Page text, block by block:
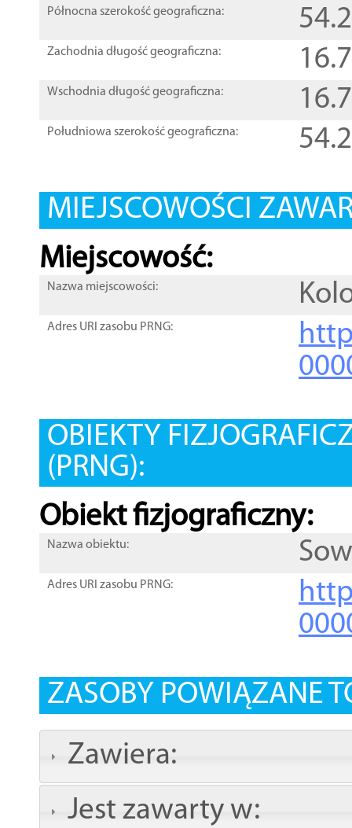
Północna szerokość geograficzna:
Zachodnia długość geograficzna:
Wschodnia długość geograficzna:
Południowa szerokość geograficzna:
MIEJSCOWOŚCI
Miejscowość:
Nazwa miejscowości:
Adres URI zasobu PRNG:
OBIEKTY
(PRNG):
Obiekt fizjograficzny:
Nazwa obiektu:
Adres URI zasobu PRNG:
ZASOBY POWIĄZANE
Zawiera:
Jest zawarty w: